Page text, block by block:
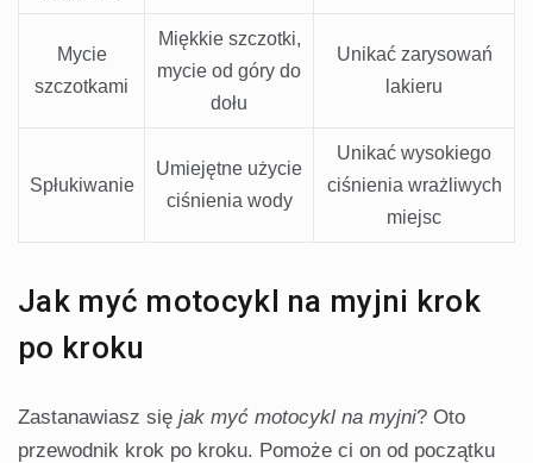
Mycie
szczotkami
Miękkie szczotki,
mycie od góry do
dołu
Unikać zarysowań
lakieru
Spłukiwanie
Umiejętne użycie
ciśnienia wody
Unikać wysokiego
ciśnienia wrażliwych
miejsc
Jak myć motocykl na myjni krok
po kroku
Zastanawiasz się jak myć motocykl na myjni? Oto
przewodnik krok po kroku. Pomoże ci on od początku